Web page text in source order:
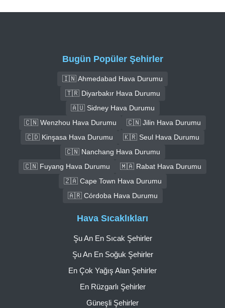
Bugün Popüler Şehirler
🇮🇳 Ahmedabad Hava Durumu
🇹🇷 Diyarbakır Hava Durumu
🇦🇺 Sidney Hava Durumu
🇨🇳 Wenzhou Hava Durumu
🇨🇳 Jilin Hava Durumu
🇨🇩 Kinşasa Hava Durumu
🇰🇷 Seul Hava Durumu
🇨🇳 Nanchang Hava Durumu
🇨🇳 Fuyang Hava Durumu
🇲🇦 Rabat Hava Durumu
🇿🇦 Cape Town Hava Durumu
🇦🇷 Córdoba Hava Durumu
Hava Sıcaklıkları
Şu An En Sıcak Şehirler
Şu An En Soğuk Şehirler
En Çok Yağış Alan Şehirler
En Rüzgarlı Şehirler
Güneşli Şehirler